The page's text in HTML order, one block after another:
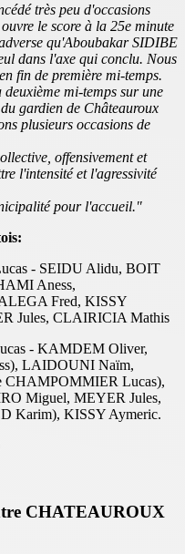
très peu d'occasions
le score à la 25e minute
qu'Aboubakar SIDIBE
dans l'axe qui conclu. Nous
fin de première mi-temps.
mi-temps sur une
gardien de Châteauroux
plusieurs occasions de
offensivement et
l'intensité et l'agressivité
pour l'accueil."
- SEIDU Alidu, BOIT
Aness,
Fred, KISSY
Jules, CLAIRICIA Mathis
- KAMDEM Oliver,
LAIDOUNI Naïm,
CHAMPOMMIER Lucas),
Miguel, MEYER Jules,
Karim), KISSY Aymeric.
CHATEAUROUX